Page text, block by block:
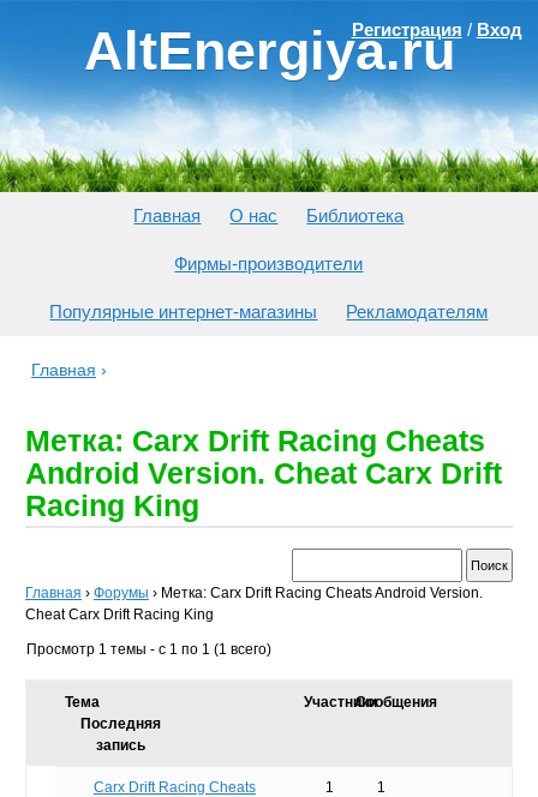
AltEnergiya.ru
Регистрация / Вход
Главная О нас Библиотека
Фирмы-производители
Популярные интернет-магазины Рекламодателям
Главная ›
Метка: Carx Drift Racing Cheats
Android Version. Cheat Carx Drift
Racing King
Главная › Форумы › Метка: Carx Drift Racing Cheats Android Version.
Cheat Carx Drift Racing King
Просмотр 1 темы - с 1 по 1 (1 всего)
Тема УчастникиСообщения
Последняя
запись
Carx Drift Racing Cheats
1
1